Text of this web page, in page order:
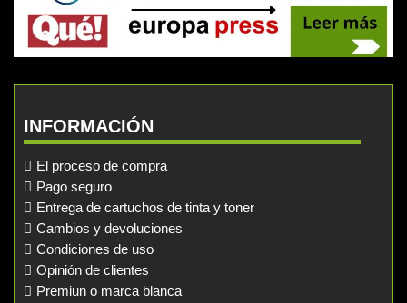
INFORMACIÓN
El proceso de compra
Pago seguro
Entrega de cartuchos de tinta y toner
Cambios y devoluciones
Condiciones de uso
Opinión de clientes
Premiun o marca blanca